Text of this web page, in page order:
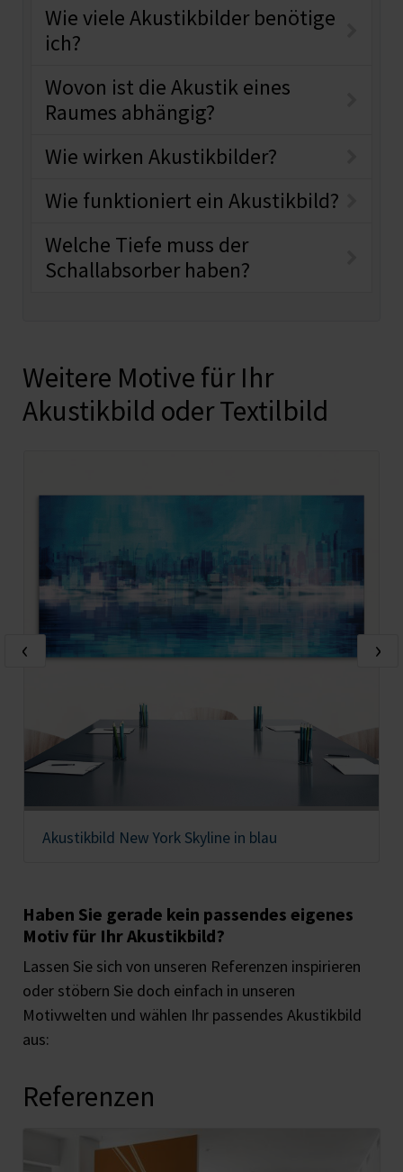
Wie viele Akustikbilder benötige
ich?
Wovon ist die Akustik eines
Raumes abhängig?
Wie wirken Akustikbilder?
Wie funktioniert ein Akustikbild?
Welche Tiefe muss der
Schallabsorber haben?
Weitere Motive für Ihr
Akustikbild oder Textilbild
Akustikbild New York Skyline in blau
‹ ›
Haben Sie gerade kein passendes eigenes
Motiv für Ihr Akustikbild?
Lassen Sie sich von unseren Referenzen inspirieren
oder stöbern Sie doch einfach in unseren
Motivwelten und wählen Ihr passendes Akustikbild
aus:
Referenzen